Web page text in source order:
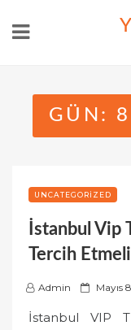
GÜN:
UNCATEGORIZED
İstanbul Vip
Tercih Etmeli
Admin
P Mayıs
İstanbul VIP